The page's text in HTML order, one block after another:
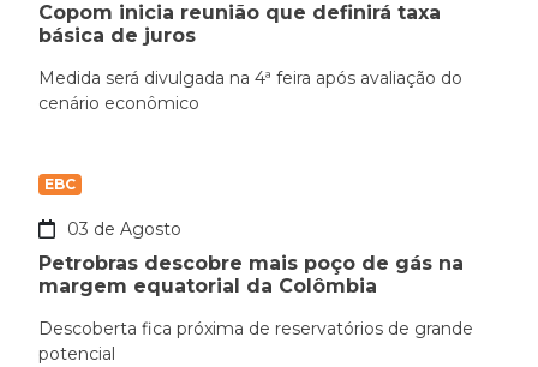
Copom inicia reunião que definirá taxa
básica de juros
Medida será divulgada na 4ª feira após avaliação do
cenário econômico
EBC
03 de Agosto
Petrobras descobre mais poço de gás na
margem equatorial da Colômbia
Descoberta fica próxima de reservatórios de grande
potencial